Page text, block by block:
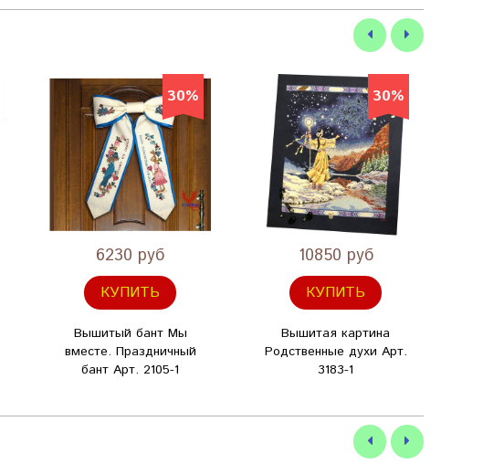
30%
6230 руб
КУПИТЬ
Вышитый бант Мы
вместе. Праздничный
бант Арт. 2105-1
30%
10850 руб
КУПИТЬ
Вышитая картина
Родственные духи Арт.
3183-1